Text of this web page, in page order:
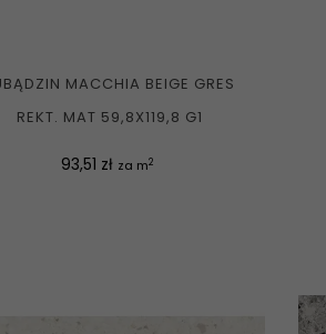
MACCHIA BEIGE GRES
REKT. MAT 59,8X119,8 G1
Cena
93,51 zł za m2